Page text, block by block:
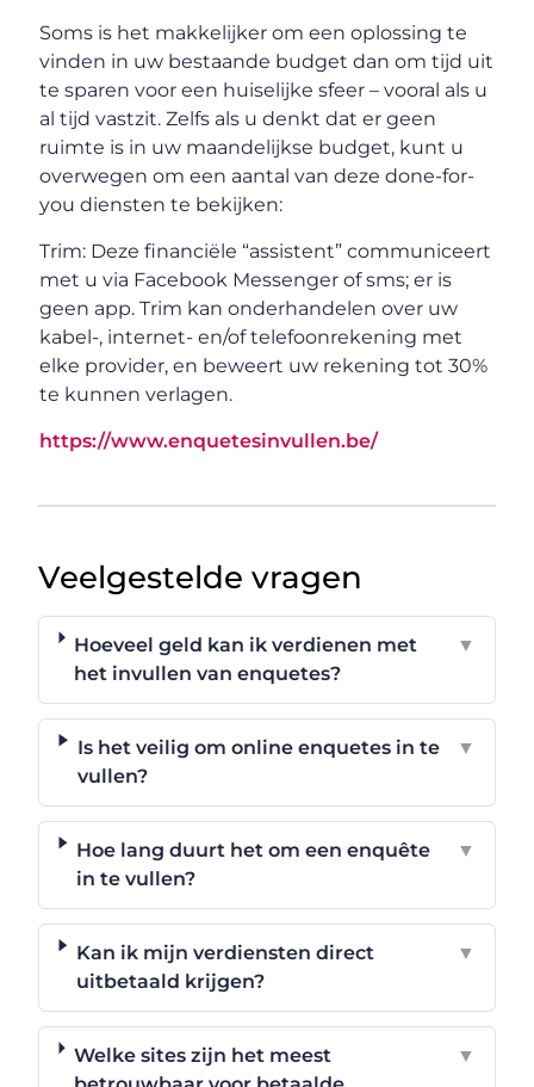
Soms is het makkelijker om een oplossing te
vinden in uw bestaande budget dan om tijd uit
te sparen voor een huiselijke sfeer – vooral als u
al tijd vastzit. Zelfs als u denkt dat er geen
ruimte is in uw maandelijkse budget, kunt u
overwegen om een aantal van deze done-for-
you diensten te bekijken:
Trim: Deze financiële “assistent” communiceert
met u via Facebook Messenger of sms; er is
geen app. Trim kan onderhandelen over uw
kabel-, internet- en/of telefoonrekening met
elke provider, en beweert uw rekening tot 30%
te kunnen verlagen.
https://www.enquetesinvullen.be/
Veelgestelde vragen
Hoeveel geld kan ik verdienen met
het invullen van enquetes?
▼
Is het veilig om online enquetes in te
vullen?
▼
Hoe lang duurt het om een enquête
in te vullen?
▼
Kan ik mijn verdiensten direct
uitbetaald krijgen?
▼
Welke sites zijn het meest
▼